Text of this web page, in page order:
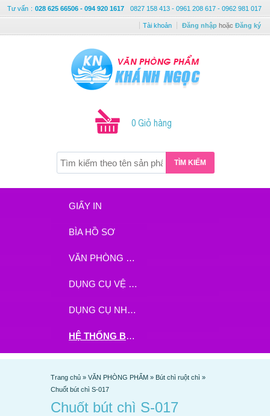
Tư vấn : 028 625 66506 - 094 920 1617 0827 158 413 - 0961 208 617 - 0962 981 017
Tài khoản Đăng nhập hoặc Đăng ký
0 Giỏ hàng
TÌM KIẾM
GIẤY IN
BÌA HỒ SƠ
VĂN PHÒNG PHẨM
DỤNG CỤ VỆ SINH
DỤNG CỤ NHÀ BẾP
HỆ THỐNG BHX - TGDĐ ĐẶT HÀNG TẠI ĐÂY
Trang chủ » VĂN PHÒNG PHẨM » Bút chì ruột chì »
Chuốt bút chì S-017
Chuốt bút chì S-017